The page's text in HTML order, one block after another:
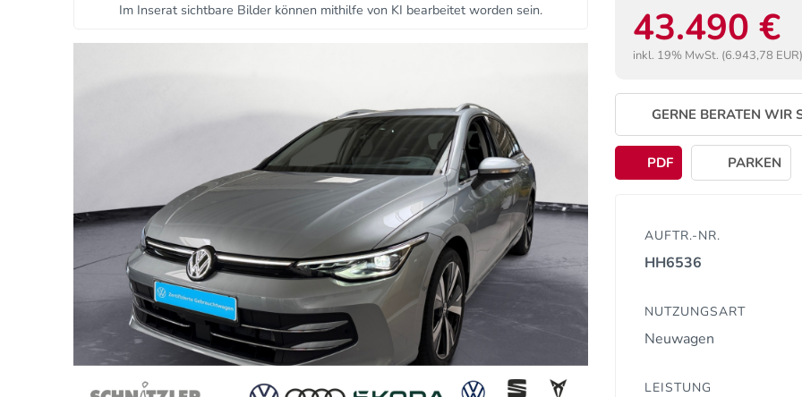
Im Inserat sichtbare Bilder können mithilfe von KI bearbeitet worden sein. 43.490 €
inkl. 19% MwSt. (6.943,78 EUR)
GERNE BERATEN WIR
PDF PARKEN
AUFTR.-NR.
HH6536
NUTZUNGSART
Neuwagen
LEISTUNG